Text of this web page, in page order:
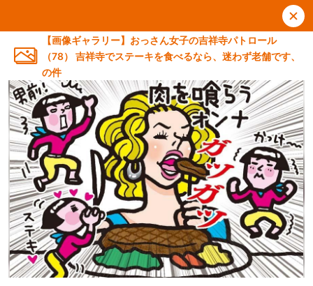
【画像ギャラリー】おっさん女子の吉祥寺パトロール
（78） 吉祥寺でステーキを食べるなら、迷わず老舗です、
の件